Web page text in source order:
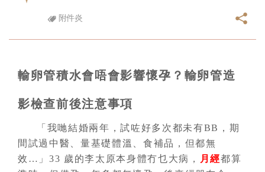
附件炎
輸卵管積水會唔會影響懷孕？輸卵管造
影檢查前後注意事項
「我哋結婚兩年，試咗好多次都未有BB，期
間試過中醫、量基礎體溫、食補品，但都無
效…」33 歲的李太原本身體冇乜大病，
月經都算